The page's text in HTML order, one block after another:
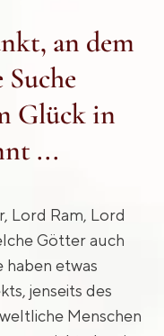
an dem
Glück in
...
Lord Ram, Lord
Götter auch
haben etwas
jenseits des
Menschen